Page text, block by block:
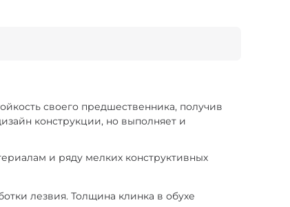
своего предшественника, получив
конструкции, но выполняет и
и ряду мелких конструктивных
лезвия. Толщина клинка в обухе